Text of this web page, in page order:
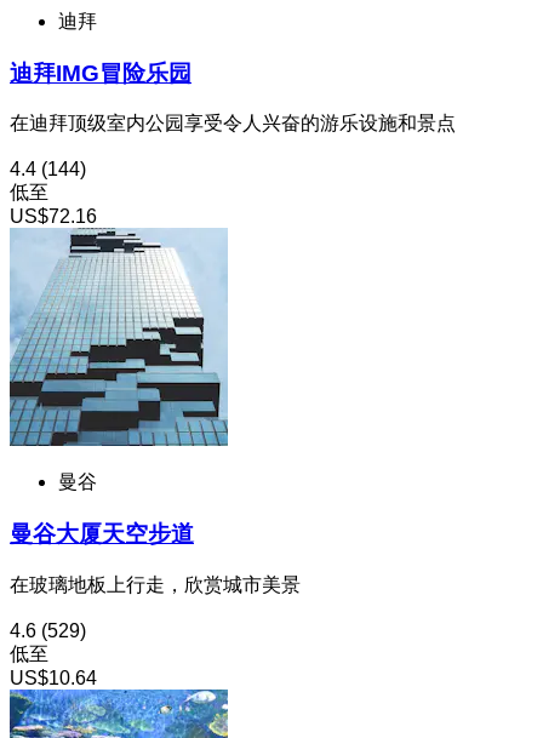
迪拜
迪拜IMG冒险乐园
在迪拜顶级室内公园享受令人兴奋的游乐设施和景点
4.4 (144)
低至
US$72.16
曼谷
曼谷大厦天空步道
在玻璃地板上行走，欣赏城市美景
4.6 (529)
低至
US$10.64